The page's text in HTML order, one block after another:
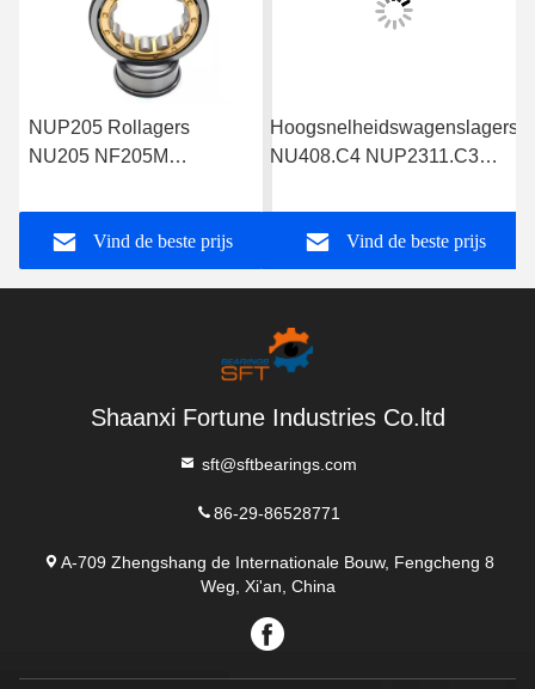
NUP205 Rollagers
NU205 NF205M
NJ205 NUP205
Afmetingen 25*52*15mm
Vind de beste prijs
Hoogsnelheidswagenslagers
NU408.C4 NUP2311.C3
Vind de beste prijs
Shaanxi Fortune Industries Co.ltd
sft@sftbearings.com
86-29-86528771
A-709 Zhengshang de Internationale Bouw, Fengcheng 8
Weg, Xi'an, China